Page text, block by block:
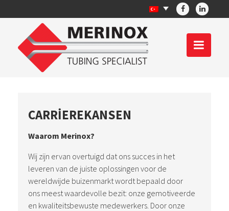
CARRIEREKANSEN
Waarom Merinox?
Wij zijn ervan overtuigd dat ons succes in het
leveren van de juiste oplossingen voor de
wereldwijde buizenmarkt wordt bepaald door
ons meest waardevolle bezit: onze gemotiveerde
en kwaliteitsbewuste medewerkers. Door onze